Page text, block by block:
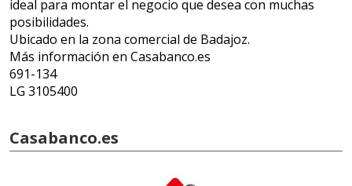
ideal para montar el negocio que desea con muchas
posibilidades.
Ubicado en la zona comercial de Badajoz.
Más información en Casabanco.es
691-134
LG 3105400
Casabanco.es